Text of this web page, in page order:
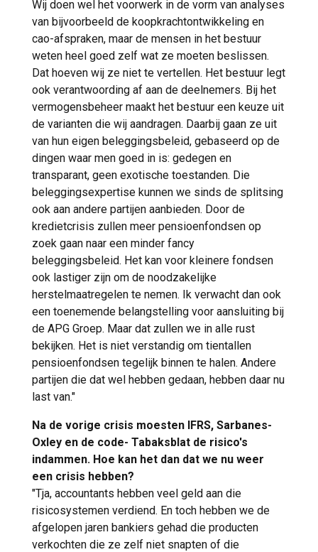
Wij doen wel het voorwerk in de vorm van analyses
van bijvoorbeeld de koopkrachtontwikkeling en
cao-afspraken, maar de mensen in het bestuur
weten heel goed zelf wat ze moeten beslissen.
Dat hoeven wij ze niet te vertellen. Het bestuur legt
ook verantwoording af aan de deelnemers. Bij het
vermogensbeheer maakt het bestuur een keuze uit
de varianten die wij aandragen. Daarbij gaan ze uit
van hun eigen beleggingsbeleid, gebaseerd op de
dingen waar men goed in is: gedegen en
transparant, geen exotische toestanden. Die
beleggingsexpertise kunnen we sinds de splitsing
ook aan andere partijen aanbieden. Door de
kredietcrisis zullen meer pensioenfondsen op
zoek gaan naar een minder fancy
beleggingsbeleid. Het kan voor kleinere fondsen
ook lastiger zijn om de noodzakelijke
herstelmaatregelen te nemen. Ik verwacht dan ook
een toenemende belangstelling voor aansluiting bij
de APG Groep. Maar dat zullen we in alle rust
bekijken. Het is niet verstandig om tientallen
pensioenfondsen tegelijk binnen te halen. Andere
partijen die dat wel hebben gedaan, hebben daar nu
last van."
Na de vorige crisis moesten IFRS, Sarbanes-
Oxley en de code- Tabaksblat de risico's
indammen. Hoe kan het dan dat we nu weer
een crisis hebben?
"Tja, accountants hebben veel geld aan die
risicosystemen verdiend. En toch hebben we de
afgelopen jaren bankiers gehad die producten
verkochten die ze zelf niet snapten of die